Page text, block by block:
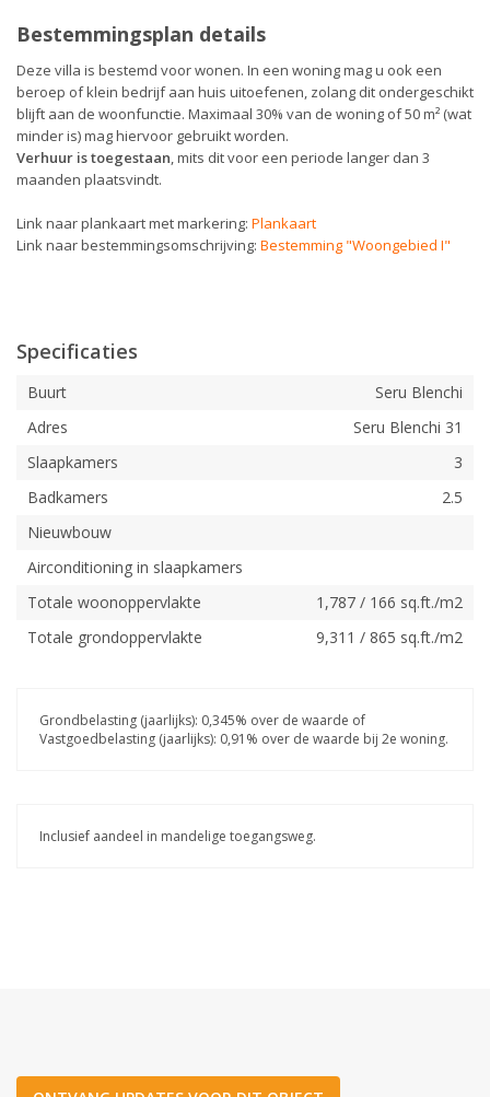
Bestemmingsplan details
Deze villa is bestemd voor wonen. In een woning mag u ook een
beroep of klein bedrijf aan huis uitoefenen, zolang dit ondergeschikt
blijft aan de woonfunctie. Maximaal 30% van de woning of 50 m² (wat
minder is) mag hiervoor gebruikt worden.
Verhuur is toegestaan, mits dit voor een periode langer dan 3
maanden plaatsvindt.
Link naar plankaart met markering: Plankaart
Link naar bestemmingsomschrijving: Bestemming "Woongebied I"
Specificaties
Buurt
Seru Blenchi
Adres
Seru Blenchi 31
Slaapkamers
3
Badkamers
2.5
Nieuwbouw
Airconditioning in slaapkamers
Totale woonoppervlakte
1,787 / 166 sq.ft./m2
Totale grondoppervlakte
9,311 / 865 sq.ft./m2
Grondbelasting (jaarlijks): 0,345% over de waarde of
Vastgoedbelasting (jaarlijks): 0,91% over de waarde bij 2e woning.
Inclusief aandeel in mandelige toegangsweg.